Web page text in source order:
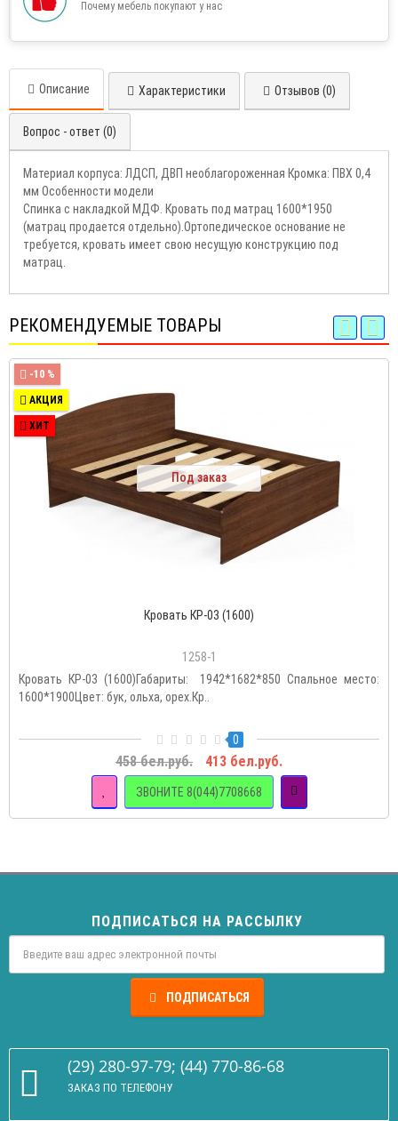
Почему мебель покупают у нас
Описание Характеристики Отзывов (0)
Вопрос - ответ (0)
Материал корпуса: ЛДСП, ДВП необлагороженная Кромка: ПВХ 0,4
мм Особенности модели
Спинка с накладкой МДФ. Кровать под матрац 1600*1950
(матрац продается отдельно).Ортопедическое основание не
требуется, кровать имеет свою несущую конструкцию под
матрац.
РЕКОМЕНДУЕМЫЕ ТОВАРЫ
-10 %
АКЦИЯ
ХИТ
Под заказ
Кровать КР-03 (1600)
1258-1
Кровать КР-03 (1600)Габариты: 1942*1682*850 Спальное место:
1600*1900Цвет: бук, ольха, орех.Кр..
0
458 бел.руб. 413 бел.руб.
ЗВОНИТЕ 8(044)7708668
ПОДПИСАТЬСЯ НА РАССЫЛКУ
ПОДПИСАТЬСЯ
(29) 280-97-79; (44) 770-86-68
ЗАКАЗ ПО ТЕЛЕФОНУ